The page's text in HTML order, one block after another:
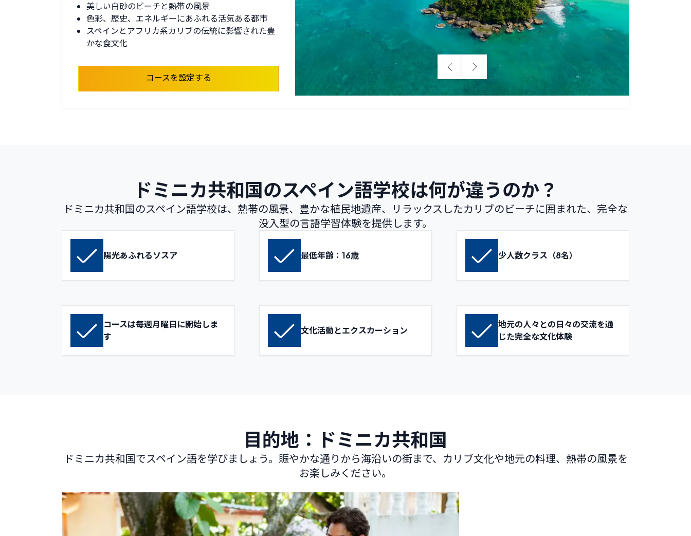
美しい白砂のビーチと熱帯の風景
色彩、歴史、エネルギーにあふれる活気ある都市
スペインとアフリカ系カリブの伝統に影響された豊
かな食文化
コースを設定する
ドミニカ共和国のスペイン語学校は何が違うのか？
ドミニカ共和国のスペイン語学校は、熱帯の風景、豊かな植民地遺産、リラックスしたカリブのビーチに囲まれた、完全な
没入型の言語学習体験を提供します。
陽光あふれるソスア 最低年齢：16歳 少人数クラス（8名）
コースは毎週月曜日に開始しま
す
文化活動とエクスカーション
地元の人々との日々の交流を通
じた完全な文化体験
目的地：ドミニカ共和国
ドミニカ共和国でスペイン語を学びましょう。賑やかな通りから海沿いの街まで、カリブ文化や地元の料理、熱帯の風景を
お楽しみください。